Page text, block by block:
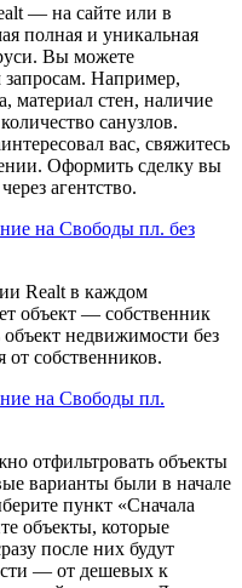
— на сайте или в
полная и уникальная
Вы можете
Например,
материал стен, наличие
санузлов.
вас, свяжитесь
Оформить сделку вы
агентство.
на Свободы пл. без
Realt в каждом
объект — собственник
недвижимости без
от собственников.
на Свободы пл.
отфильтровать объекты
варианты были в начале
пункт «Сначала
объекты, которые
после них будут
— от дешевых к